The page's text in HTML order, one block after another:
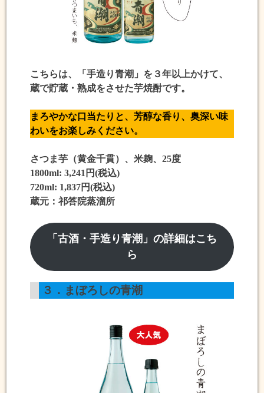
こちらは、「手造り青潮」を ３年以上かけて、
蔵で貯蔵・熟成をさせた芋焼酎です。
まろやかな口当たり と、芳醇な香り、奥深い味
わいをお楽しみください。
さつま芋（黄金千貫）、米麹、25度
1800ml: 3,241円(税込)
720ml: 1,837円(税込)
蔵元：祁答院蒸溜所
「古酒・手造り青潮」の詳細はこち
ら
３．まぼろしの青潮